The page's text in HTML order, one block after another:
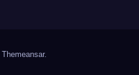
Themeansar.